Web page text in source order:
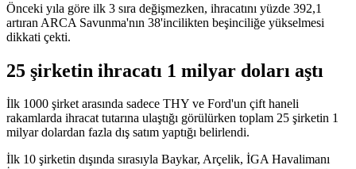
Önceki yıla göre ilk 3 sıra değişmezken, ihracatını yüzde 392,1
artıran ARCA Savunma'nın 38'incilikten beşinciliğe yükselmesi
dikkati çekti.
25 şirketin ihracatı 1 milyar doları aştı
İlk 1000 şirket arasında sadece THY ve Ford'un çift haneli
rakamlarda ihracat tutarına ulaştığı görülürken toplam 25 şirketin 1
milyar dolardan fazla dış satım yaptığı belirlendi.
İlk 10 şirketin dışında sırasıyla Baykar, Arçelik, İGA Havalimanı